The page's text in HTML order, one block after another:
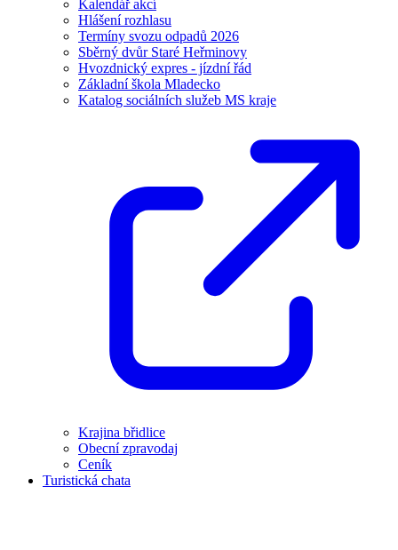
Kalendář akcí
Hlášení rozhlasu
Termíny svozu odpadů 2026
Sběrný dvůr Staré Heřminovy
Hvozdnický expres - jízdní řád
Základní škola Mladecko
Katalog sociálních služeb MS kraje
Krajina břidlice
Obecní zpravodaj
Ceník
Turistická chata